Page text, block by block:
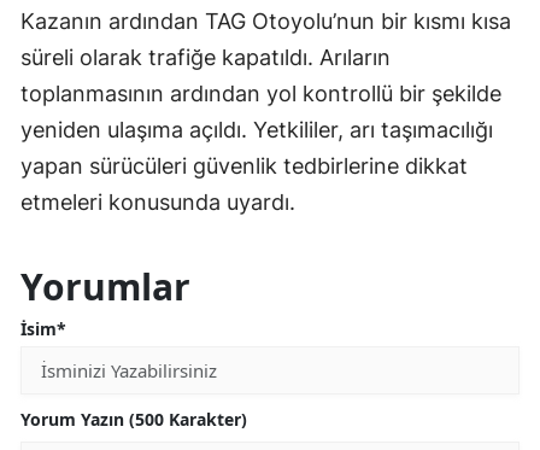
Kazanın ardından TAG Otoyolu’nun bir kısmı kısa
süreli olarak trafiğe kapatıldı. Arıların
toplanmasının ardından yol kontrollü bir şekilde
yeniden ulaşıma açıldı. Yetkililer, arı taşımacılığı
yapan sürücüleri güvenlik tedbirlerine dikkat
etmeleri konusunda uyardı.
Yorumlar
İsim*
Yorum Yazın (500 Karakter)